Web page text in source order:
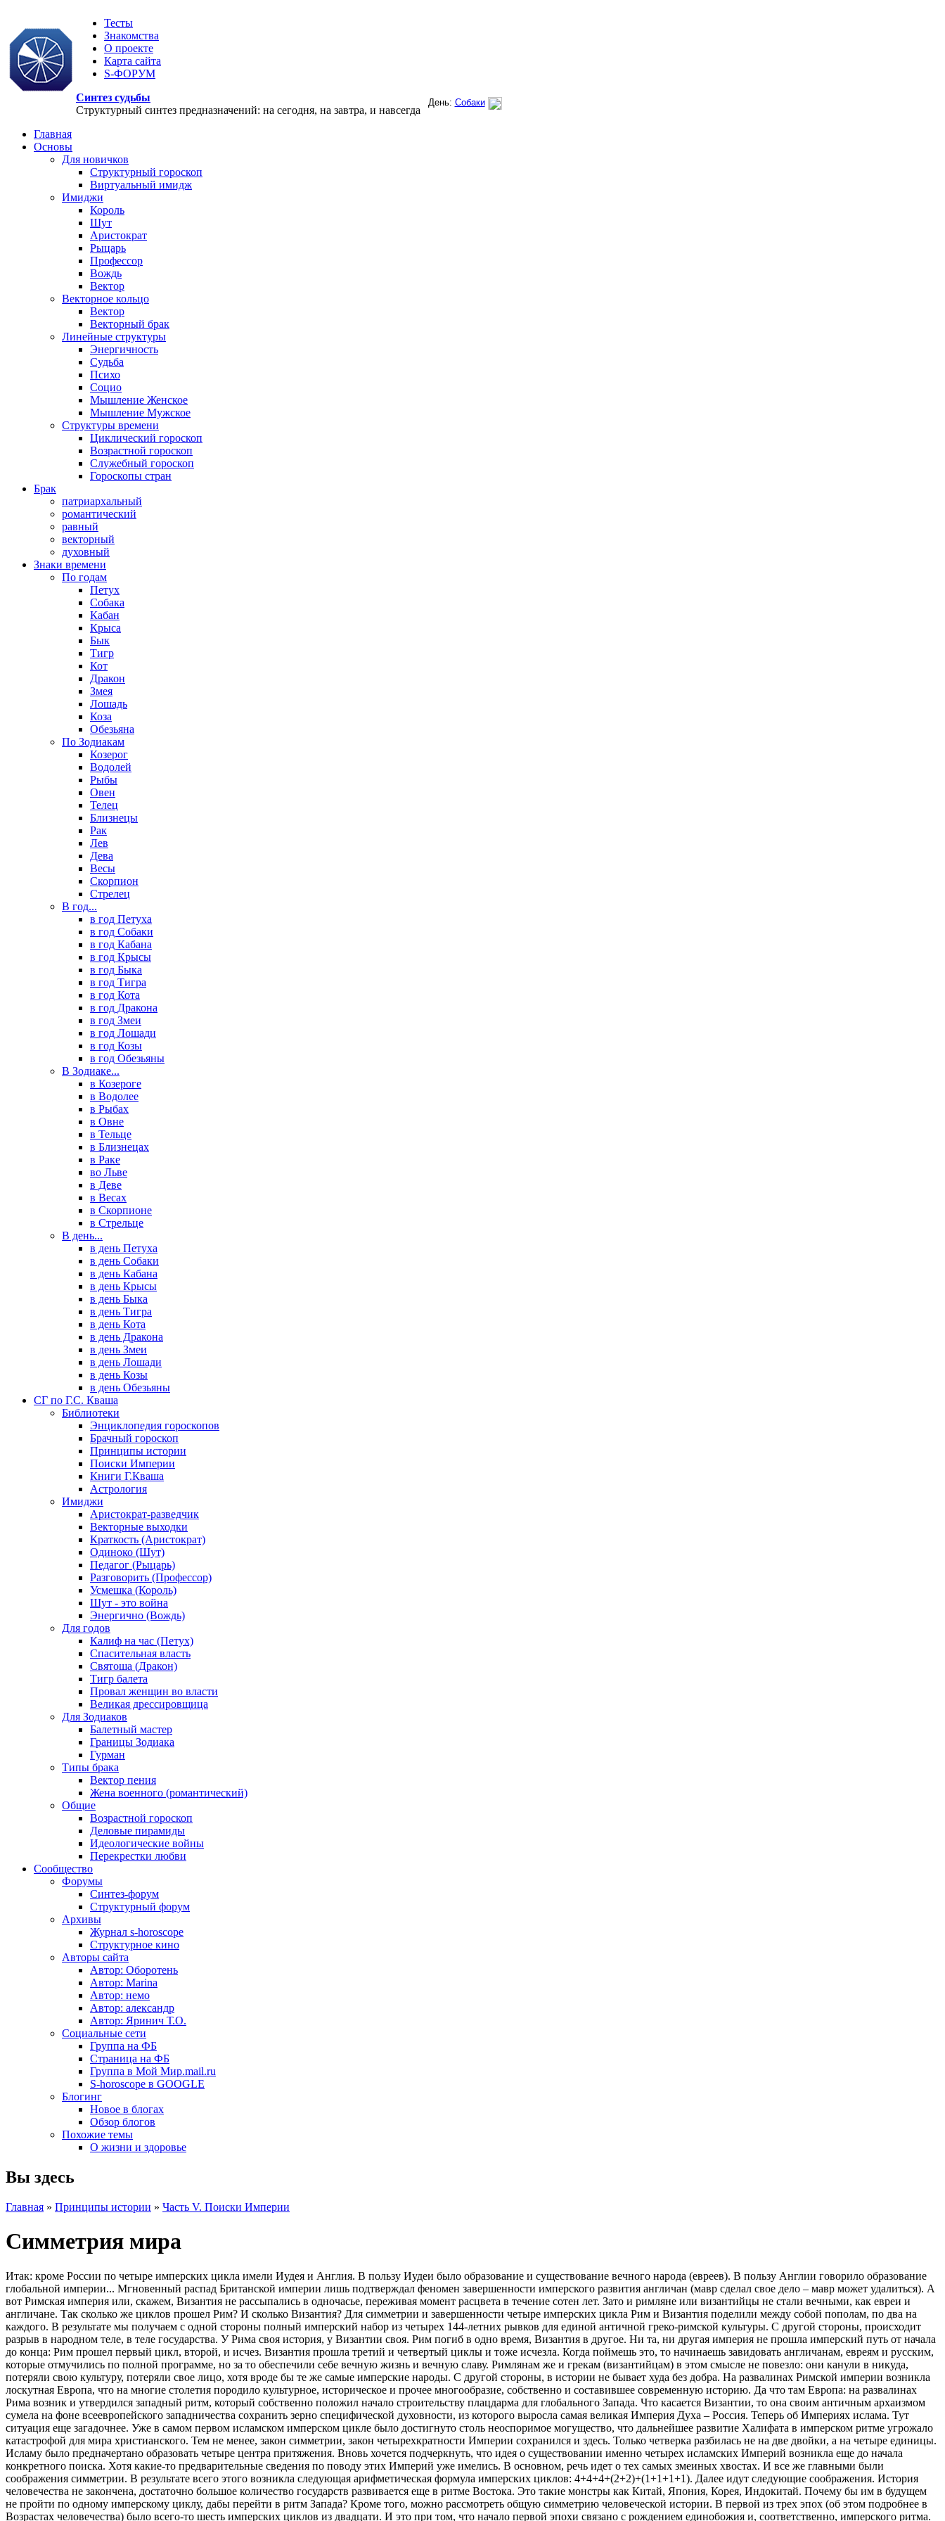
Тесты
Знакомства
О проекте
Карта сайта
S-ФОРУМ
Синтез судьбы
Структурный синтез предназначений: на сегодня, на завтра, и навсегда
Главная
Основы
Для новичков
Структурный гороскоп
Виртуальный имидж
Имиджи
Король
Шут
Аристократ
Рыцарь
Профессор
Вождь
Вектор
Векторное кольцо
Вектор
Векторный брак
Линейные структуры
Энергичность
Судьба
Психо
Социо
Мышление Женское
Мышление Мужское
Структуры времени
Циклический гороскоп
Возрастной гороскоп
Служебный гороскоп
Гороскопы стран
Брак
патриархальный
романтический
равный
векторный
духовный
Знаки времени
По годам
Петух
Собака
Кабан
Крыса
Бык
Тигр
Кот
Дракон
Змея
Лошадь
Коза
Обезьяна
По Зодиакам
Козерог
Водолей
Рыбы
Овен
Телец
Близнецы
Рак
Лев
Дева
Весы
Скорпион
Стрелец
В год...
в год Петуха
в год Собаки
в год Кабана
в год Крысы
в год Быка
в год Тигра
в год Кота
в год Дракона
в год Змеи
в год Лошади
в год Козы
в год Обезьяны
В Зодиаке...
в Козероге
в Водолее
в Рыбах
в Овне
в Тельце
в Близнецах
в Раке
во Льве
в Деве
в Весах
в Скорпионе
в Стрельце
В день...
в день Петуха
в день Собаки
в день Кабана
в день Крысы
в день Быка
в день Тигра
в день Кота
в день Дракона
в день Змеи
в день Лошади
в день Козы
в день Обезьяны
СГ по Г.С. Кваша
Библиотеки
Энциклопедия гороскопов
Брачный гороскоп
Принципы истории
Поиски Империи
Книги Г.Кваша
Астрология
Имиджи
Аристократ-разведчик
Векторные выходки
Краткость (Аристократ)
Одиноко (Шут)
Педагог (Рыцарь)
Разговорить (Профессор)
Усмешка (Король)
Шут - это война
Энергично (Вождь)
Для годов
Калиф на час (Петух)
Спасительная власть
Святоша (Дракон)
Тигр балета
Провал женщин во власти
Великая дрессировщица
Для Зодиаков
Балетный мастер
Границы Зодиака
Гурман
Типы брака
Вектор пения
Жена военного (романтический)
Общие
Возрастной гороскоп
Деловые пирамиды
Идеологические войны
Перекрестки любви
Сообщество
Форумы
Синтез-форум
Структурный форум
Архивы
Журнал s-horoscope
Структурное кино
Авторы сайта
Автор: Оборотень
Автор: Marina
Автор: немo
Автор: александр
Автор: Яринич Т.О.
Социальные сети
Группа на ФБ
Страница на ФБ
Группа в Мой Мир.mail.ru
S-horoscope в GOOGLE
Блогинг
Новое в блогах
Обзор блогов
Похожие темы
О жизни и здоровье
Вы здесь
Главная » Принципы истории » Часть V. Поиски Империи
Симметрия мира
Итак: кроме России по четыре имперских цикла имели Иудея и Англия. В пользу Иудеи было образование и существование вечного народа (евреев). В пользу Англии говорило образование
глобальной империи... Мгновенный распад Британской империи лишь подтверждал феномен завершенности имперского развития англичан (мавр сделал свое дело – мавр может удалиться). А
вот Римская империя или, скажем, Византия не рассыпались в одночасье, переживая момент расцвета в течение сотен лет. Зато и римляне или византийцы не стали вечными, как евреи и
англичане. Так сколько же циклов прошел Рим? И сколько Византия? Для симметрии и завершенности четыре имперских цикла Рим и Византия поделили между собой пополам, по два на
каждого. В результате мы получаем с одной стороны полный имперский набор из четырех 144-летних рывков для единой античной греко-римской культуры. С другой стороны, происходит
разрыв в народном теле, в теле государства. У Рима своя история, у Византии своя. Рим погиб в одно время, Византия в другое. Ни та, ни другая империя не прошла имперский путь от начала
до конца: Рим прошел первый цикл, второй, и исчез. Византия прошла третий и четвертый циклы и тоже исчезла. Когда поймешь это, то начинаешь завидовать англичанам, евреям и русским,
которые отмучились по полной программе, но за то обеспечили себе вечную жизнь и вечную славу. Римлянам же и грекам (византийцам) в этом смысле не повезло: они канули в никуда,
потеряли свою культуру, потеряли свое лицо, хотя вроде бы те же самые имперские народы. С другой стороны, в истории не бывает худа без добра. На развалинах Римской империи возникла
лоскутная Европа, что на многие столетия породило культурное, историческое и прочее многообразие, собственно и составившее современную историю. Да что там Европа: на развалинах
Рима возник и утвердился западный ритм, который собственно положил начало строительству плацдарма для глобального Запада. Что касается Византии, то она своим античным архаизмом
сумела на фоне всеевропейского западничества сохранить зерно специфической духовности, из которого выросла самая великая Империя Духа – Россия. Теперь об Империях ислама. Тут
ситуация еще загадочнее. Уже в самом первом исламском имперском цикле было достигнуто столь неоспоримое могущество, что дальнейшее развитие Халифата в имперском ритме угрожало
катастрофой для мира христианского. Тем не менее, закон симметрии, закон четырехкратности Империи сохранился и здесь. Только четверка разбилась не на две двойки, а на четыре единицы.
Исламу было предначертано образовать четыре центра притяжения. Вновь хочется подчеркнуть, что идея о существовании именно четырех исламских Империй возникла еще до начала
конкретного поиска. Хотя какие-то предварительные сведения по поводу этих Империй уже имелись. В основном, речь идет о тех самых змеиных хвостах. И все же главными были
соображения симметрии. В результате всего этого возникла следующая арифметическая формула имперских циклов: 4+4+4+(2+2)+(1+1+1+1). Далее идут следующие соображения. История
человечества не закончена, достаточно большое количество государств развивается еще в ритме Востока. Это такие монстры как Китай, Япония, Корея, Индокитай. Почему бы им в будущем
не пройти по одному имперскому циклу, дабы перейти в ритм Запада? Кроме того, можно рассмотреть общую симметрию человеческой истории. В первой из трех эпох (об этом подробнее в
Возрастах человечества) было всего-то шесть имперских циклов из двадцати. И это при том, что начало первой эпохи связано с рождением единобожия и, соответственно, имперского ритма.